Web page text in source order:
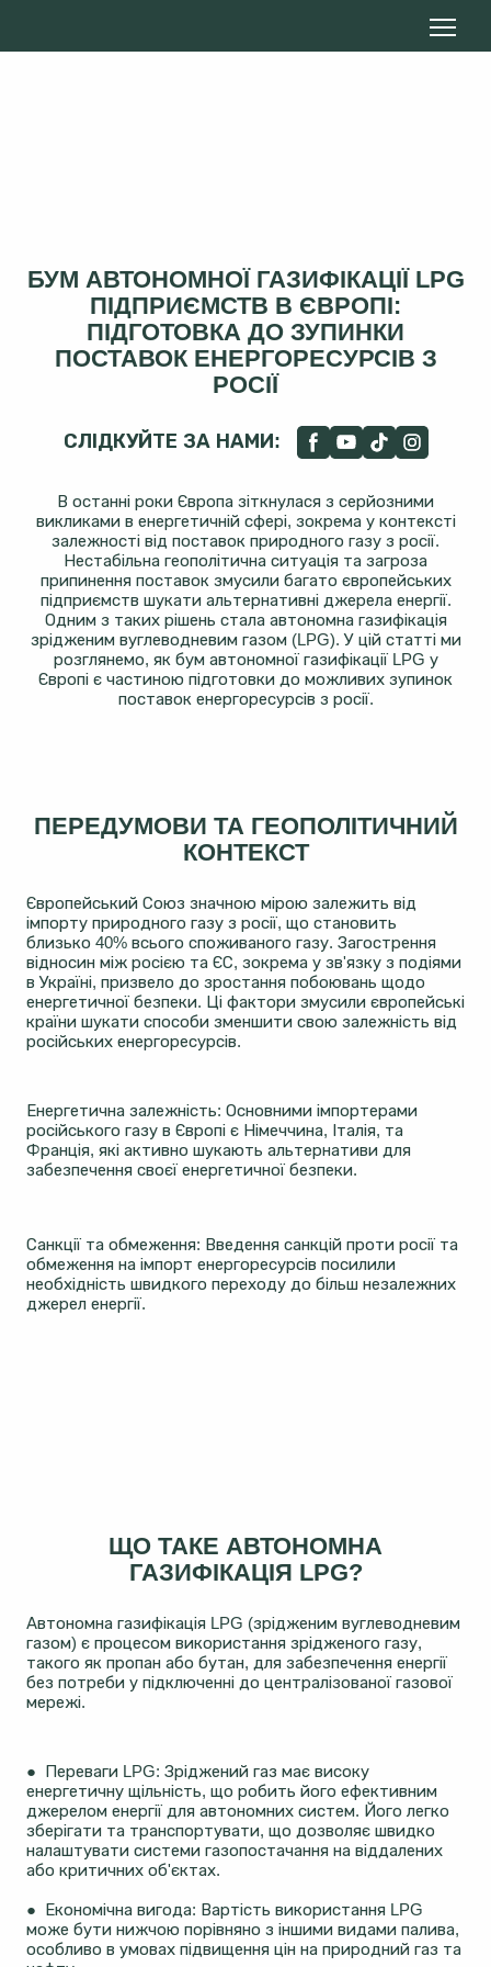
БУМ АВТОНОМНОЇ ГАЗИФІКАЦІЇ LPG
ПІДПРИЄМСТВ В ЄВРОПІ:
ПІДГОТОВКА ДО ЗУПИНКИ
ПОСТАВОК ЕНЕРГОРЕСУРСІВ З
РОСІЇ
СЛІДКУЙТЕ ЗА НАМИ:
В останні роки Європа зіткнулася з серйозними
викликами в енергетичній сфері, зокрема у контексті
залежності від поставок природного газу з росії.
Нестабільна геополітична ситуація та загроза
припинення поставок змусили багато європейських
підприємств шукати альтернативні джерела енергії.
Одним з таких рішень стала автономна газифікація
зрідженим вуглеводневим газом (LPG). У цій статті ми
розглянемо, як бум автономної газифікації LPG у
Європі є частиною підготовки до можливих зупинок
поставок енергоресурсів з росії.
ПЕРЕДУМОВИ ТА ГЕОПОЛІТИЧНИЙ
КОНТЕКСТ
Європейський Союз значною мірою залежить від
імпорту природного газу з росії, що становить
близько 40% всього споживаного газу​​. Загострення
відносин між росією та ЄС, зокрема у зв'язку з подіями
в Україні, призвело до зростання побоювань щодо
енергетичної безпеки. Ці фактори змусили європейські
країни шукати способи зменшити свою залежність від
російських енергоресурсів.
Енергетична залежність: Основними імпортерами
російського газу в Європі є Німеччина, Італія, та
Франція, які активно шукають альтернативи для
забезпечення своєї енергетичної безпеки​​.
Санкції та обмеження: Введення санкцій проти росії та
обмеження на імпорт енергоресурсів посилили
необхідність швидкого переходу до більш незалежних
джерел енергії​​.
ЩО ТАКЕ АВТОНОМНА
ГАЗИФІКАЦІЯ LPG?
Автономна газифікація LPG (зрідженим вуглеводневим
газом) є процесом використання зрідженого газу,
такого як пропан або бутан, для забезпечення енергії
без потреби у підключенні до централізованої газової
мережі.
● Переваги LPG: Зріджений газ має високу
енергетичну щільність, що робить його ефективним
джерелом енергії для автономних систем. Його легко
зберігати та транспортувати, що дозволяє швидко
налаштувати системи газопостачання на віддалених
або критичних об'єктах​​.
● Економічна вигода: Вартість використання LPG
може бути нижчою порівняно з іншими видами палива,
особливо в умовах підвищення цін на природний газ та